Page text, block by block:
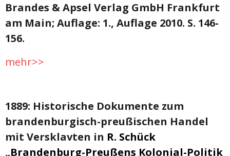
Brandes & Apsel Verlag GmbH Frankfurt
am Main; Auflage: 1., Auflage 2010. S. 146-
156.
mehr>>
1889: Historische Dokumente zum
brandenburgisch-preußischen Handel
mit Versklavten in R. Schück
„Brandenburg-Preußens Kolonial-Politik